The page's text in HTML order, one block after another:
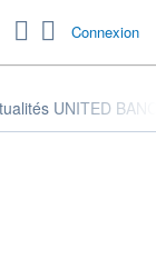
Connexion
UNITED